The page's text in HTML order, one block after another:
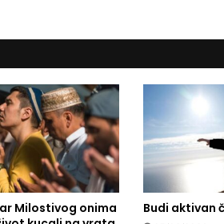
a
l
j
a
S
i
i
j
u
Milostivog onima
Budi aktivan